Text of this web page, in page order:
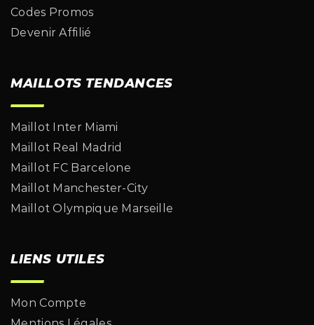
Codes Promos
Devenir Affilié
MAILLOTS TENDANCES
Maillot Inter Miami
Maillot Real Madrid
Maillot FC Barcelone
Maillot Manchester-City
Maillot Olympique Marseille
LIENS UTILES
Mon Compte